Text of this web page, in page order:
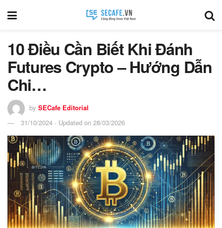
10 Điều Cần Biết Khi Đánh
Futures Crypto – Hướng Dẫn
Chi…
by SECafe Editorial
31/10/2024 - Updated on 28/03/2026